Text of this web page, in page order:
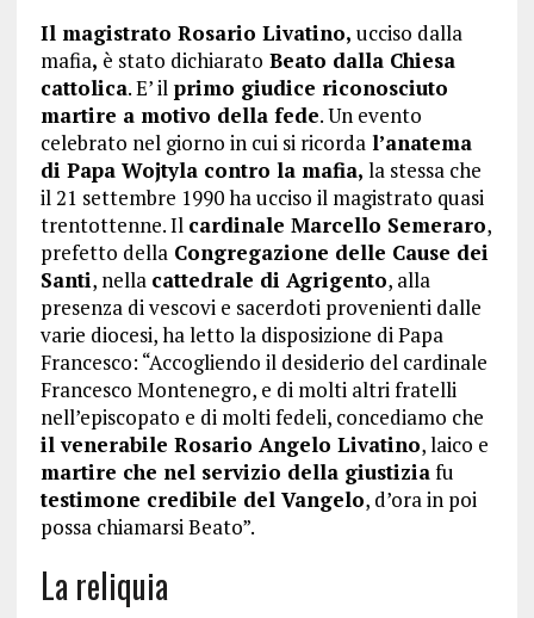
Il magistrato Rosario Livatino, ucciso dalla
mafia, è stato dichiarato Beato dalla Chiesa
cattolica. E’ ilprimo giudice riconosciuto
martire a motivo della fede. Un evento
celebrato nel giorno in cui si ricordal’anatema
di Papa Wojtyla contro la mafia, la stessa che
il 21 settembre 1990 ha ucciso il magistrato quasi
trentottenne. Il cardinale Marcello Semeraro,
prefetto dellaCongregazione delle Cause dei
Santi, nella cattedrale di Agrigento, alla
presenza di vescovi e sacerdoti provenienti dalle
varie diocesi, ha letto la disposizione di Papa
Francesco: “Accogliendo il desiderio del cardinale
Francesco Montenegro, e di molti altri fratelli
nell’episcopato e di molti fedeli, concediamo che
il venerabile Rosario Angelo Livatino, laico e
martire che nel servizio della giustiziafu
testimone credibile del Vangelo, d’ora in poi
possa chiamarsi Beato”.
La reliquia